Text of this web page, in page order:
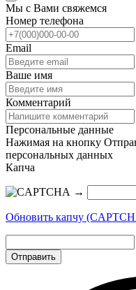
Мы с Вами свяжемся
Номер телефона
Email
Ваше имя
Комментарий
Персональные данные
Нажимая на кнопку
персональных данных
Капча
→
Обновить капчу
Отправить